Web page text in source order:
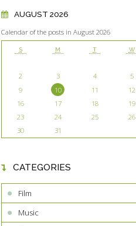
AUGUST 2026
Calendar of the posts in August 2026
S M T W
2
3 4 5
9
10 11 12
16
17 18 19
23
24 25 26
30
31
CATEGORIES
Film
Music